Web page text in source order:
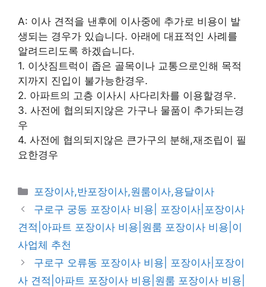
A: 이사 견적을 낸후에 이사중에 추가로 비용이 발
생되는 경우가 있습니다. 아래에 대표적인 사례를
알려드리도록 하겠습니다.
1. 이삿짐트럭이 좁은 골목이나 교통으로인해 목적
지까지 진입이 불가능한경우.
2. 아파트의 고층 이사시 사다리차를 이용할경우.
3. 사전에 협의되지않은 가구나 물품이 추가되는경
우
4. 사전에 협의되지않은 큰가구의 분해,재조립이 필
요한경우
카
테
고
리
포장이사,반포장이사,원룸이사,용달이사
구로구 궁동 포장이사 비용| 포장이사|포장이사
견적|아파트 포장이사 비용|원룸 포장이사 비용|이
사업체 추천
구로구 오류동 포장이사 비용| 포장이사|포장이
사 견적|아파트 포장이사 비용|원룸 포장이사 비용|